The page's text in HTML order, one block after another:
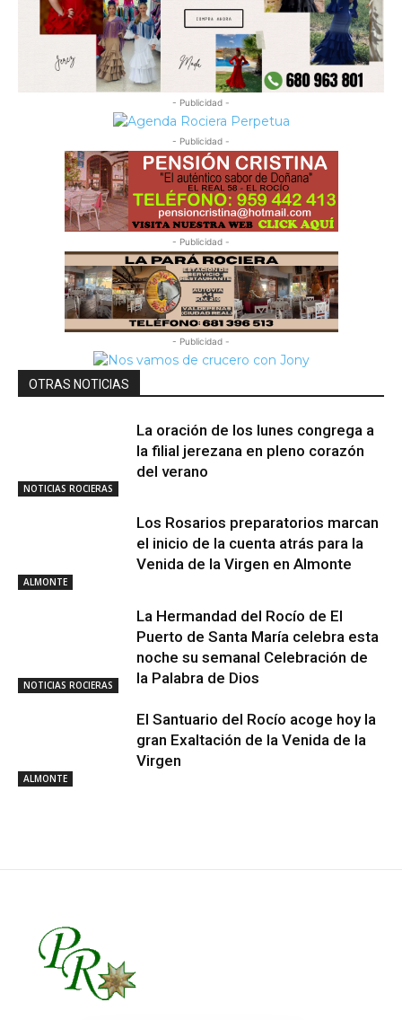
- Publicidad -
- Publicidad -
- Publicidad -
- Publicidad -
OTRAS NOTICIAS
NOTICIAS ROCIERAS
La oración de los lunes congrega a
la filial jerezana en pleno corazón
del verano
ALMONTE
Los Rosarios preparatorios marcan
el inicio de la cuenta atrás para la
Venida de la Virgen en Almonte
NOTICIAS ROCIERAS
La Hermandad del Rocío de El
Puerto de Santa María celebra esta
noche su semanal Celebración de
la Palabra de Dios
ALMONTE
El Santuario del Rocío acoge hoy la
gran Exaltación de la Venida de la
Virgen